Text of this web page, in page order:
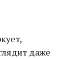
даже